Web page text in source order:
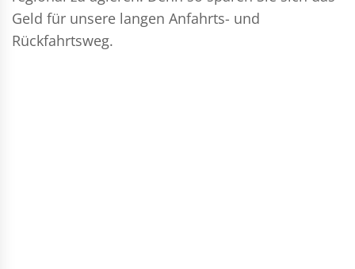
Geld für unsere langen Anfahrts- und
Rückfahrtsweg.